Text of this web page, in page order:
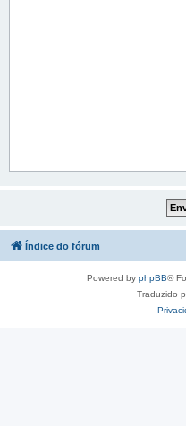
Índice do fórum
Powered by phpBB®
Traduzido